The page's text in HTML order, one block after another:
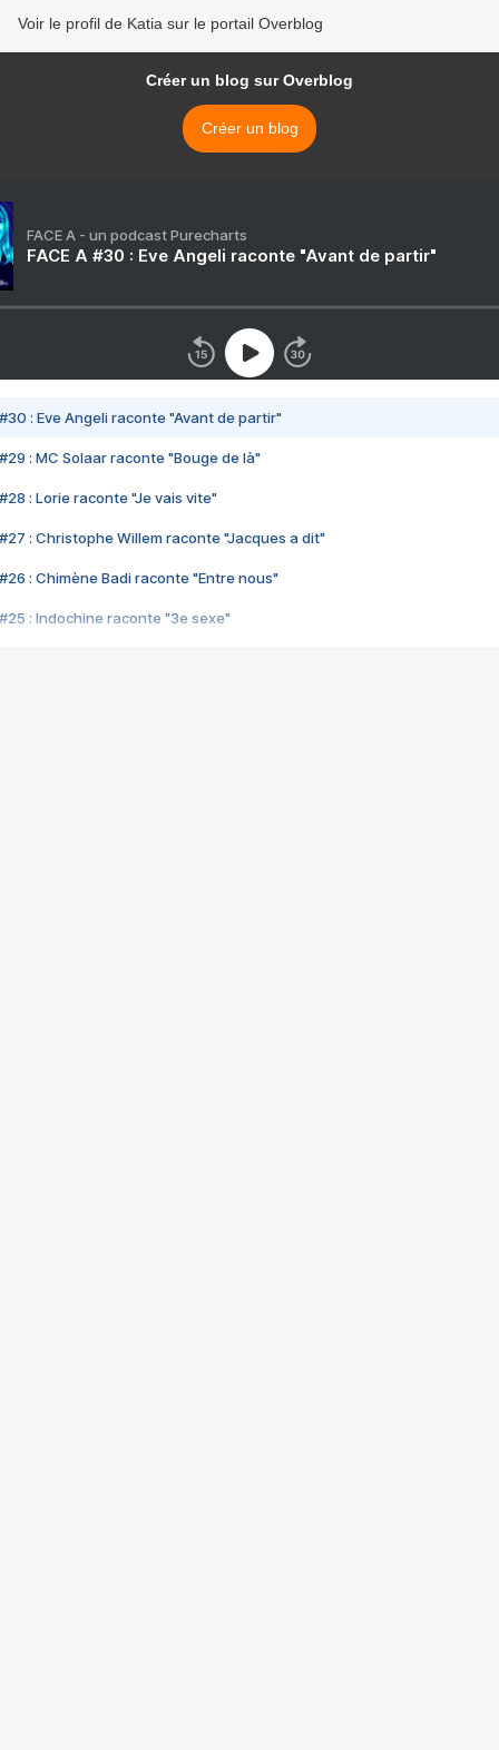
Voir le profil de Katia sur le portail Overblog
Créer un blog sur Overblog
Créer un blog
FACE A - un podcast Purecharts
FACE A #30 : Eve Angeli raconte "Avant de partir"
#30 : Eve Angeli raconte "Avant de partir"
#29 : MC Solaar raconte "Bouge de là"
#28 : Lorie raconte "Je vais vite"
#27 : Christophe Willem raconte "Jacques a dit"
#26 : Chimène Badi raconte "Entre nous"
#25 : Indochine raconte "3e sexe"